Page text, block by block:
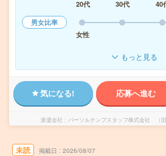
20代
30代 40
男女比率
女性
もっと見る
気になる! 応募へ進む
派遣会社 パーソルテンプスタッフ株式会社 （旧
未読 掲載日 2026/08/07